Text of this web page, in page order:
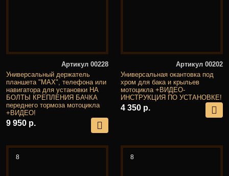
Артикул 00228
Универсальный держатель
планшета "MAX", телефона или
навигатора для установки НА
БОЛТЫ КРЕПЛЕНИЯ БАЧКА
переднего тормоза мотоцикла
+ВИДЕО!
9 950 р.
Артикул 00202
Универсальная окантовка под
хром для бака и крыльев
мотоцикла +ВИДЕО-
ИНСТРУКЦИЯ ПО УСТАНОВКЕ!
4 350 р.
8 8